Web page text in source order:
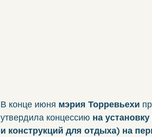
В конце июня мэрия Торревьехи
утвердила концессию на
и конструкций для отдыха) на